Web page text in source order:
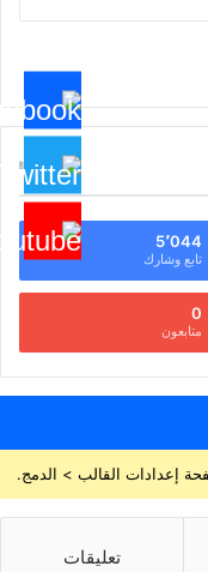
5٬044
تابع وشارك
0
متابعون
تعليقات